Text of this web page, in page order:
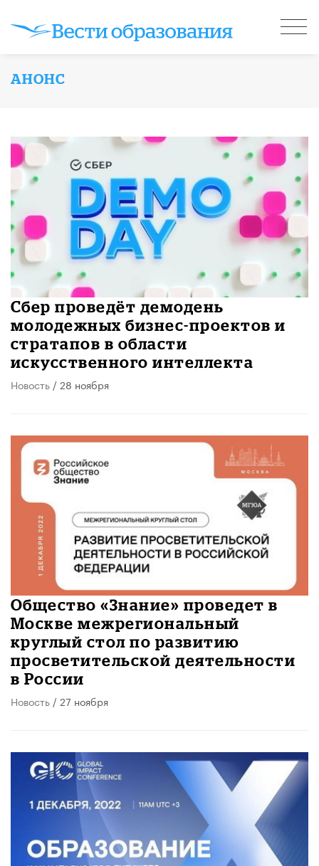
АНОНС
Сбер проведёт демодень
молодежных бизнес-проектов и
стратапов в области
искусственного интеллекта
Новость / 28 ноября
Общество «Знание» проведет в
Москве межрегиональный
круглый стол по развитию
просветительской деятельности
в России
Новость / 27 ноября